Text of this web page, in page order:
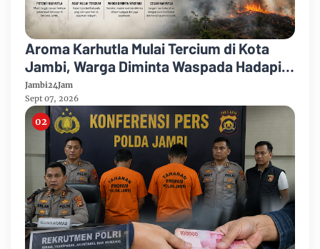
Aroma Karhutla Mulai Tercium di Kota
Jambi, Warga Diminta Waspada Hadapi
Puncak Kemarau
Jambi24Jam
Sept 07, 2026